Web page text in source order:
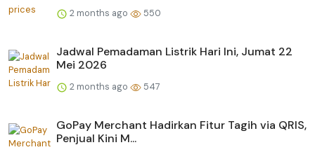
2 months ago 550
Jadwal Pemadaman Listrik Hari Ini, Jumat 22
Mei 2026
2 months ago 547
GoPay Merchant Hadirkan Fitur Tagih via QRIS,
Penjual Kini M...